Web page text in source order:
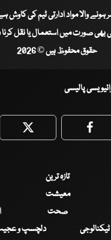
ہونے والا مواد ادارتی ٹیم کی کاوش
صورت میں استعمال یا نقل
حقوق محفوظ ہیں © 2026
پالیسی
Twitter
تازہ ترین
معیشت
صحت
ٹیکنالوجی
دلچسپ و